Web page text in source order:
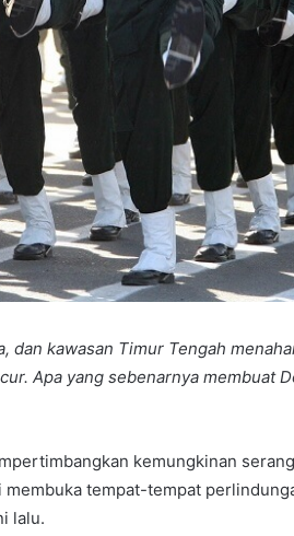
dan kawasan Timur Tengah
Apa yang sebenarnya membuat
kemungkinan
tempat-tempat
lalu.